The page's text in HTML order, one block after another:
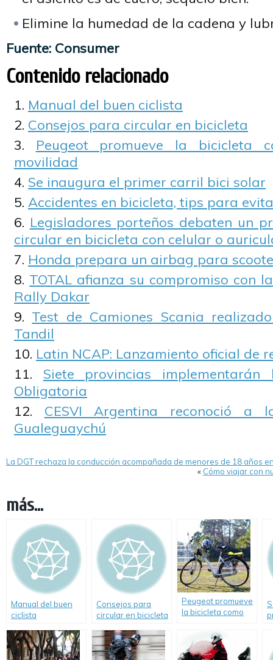
Elimine la humedad de la cadena y
Fuente: Consumer
Contenido relacionado
Manual del buen ciclista
Consejos para circular en bicicleta
Peugeot promueve la bicicleta
movilidad
Se inaugura el primer carril bici solar
Accidentes en bicicleta, tips para
Legisladores porteños debaten un
circular en bicicleta con celular o
Honda prepara un airbag para
TOTAL afianza su compromiso con
Rally Dakar
Test de Camiones Scania
Tandil
Latin NCAP: Lanzamiento oficial de
Siete provincias implementarán
Obligatoria
CESVI Argentina reconoció a
Gualeguaychú
La DGT rechaza la conducción acompañada de menores de 18 años
« Cómo viajar con
más...
Manual del buen
ciclista
Consejos para
circular en bicicleta
Peugeot promueve
la bicicleta como
movilidad